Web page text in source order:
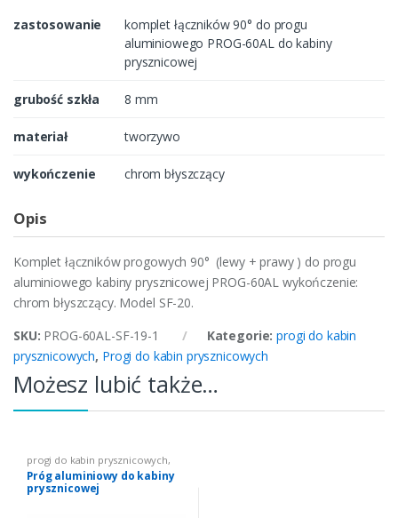
zastosowanie
komplet łączników 90° do progu
aluminiowego PROG-60AL do kabiny
prysznicowej
grubość szkła 8 mm
materiał tworzywo
wykończenie chrom błyszczący
Opis
Komplet łączników progowych 90° (lewy + prawy ) do progu
aluminiowego kabiny prysznicowej PROG-60AL wykończenie:
chrom błyszczący. Model SF-20.
SKU: PROG-60AL-SF-19-1 Kategorie:progi do kabin
prysznicowych, Progi do kabin prysznicowych
Możesz lubić także…
progi do kabin prysznicowych,
Progi do kabin prysznicowych
Próg aluminiowy do kabiny
prysznicowej